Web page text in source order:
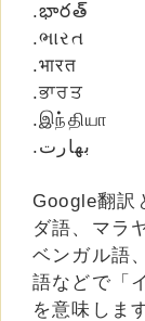
.భారత్
.ભારત
.भारत
.ਭਾਰਤ
.இந்தியா
Google翻訳
ダ語、マラ
ベンガル語
語などで「
を意味しま